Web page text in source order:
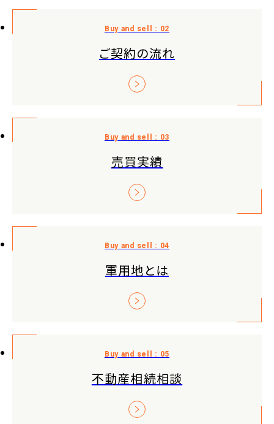
ご契約の流れ
売買実績
軍用地とは
不動産相続相談